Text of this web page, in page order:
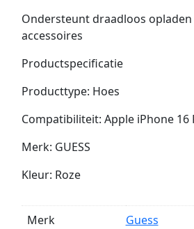
Ondersteunt draadloos opladen
accessoires
Productspecificatie
Producttype: Hoes
Compatibiliteit: Apple iPhone 16
Merk: GUESS
Kleur: Roze
Merk
Guess